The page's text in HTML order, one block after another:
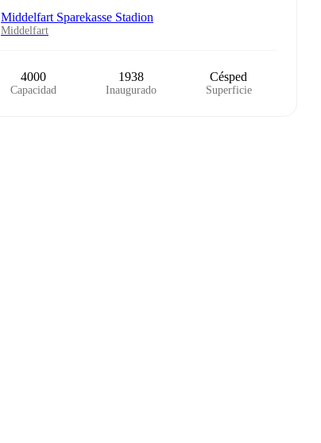
Middelfart Sparekasse Stadion
Middelfart
4000
Capacidad
1938
Inaugurado
Césped
Superficie